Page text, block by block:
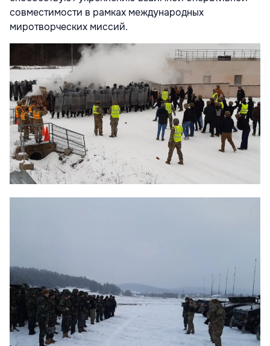
совместимости в рамках международных
миротворческих миссий.